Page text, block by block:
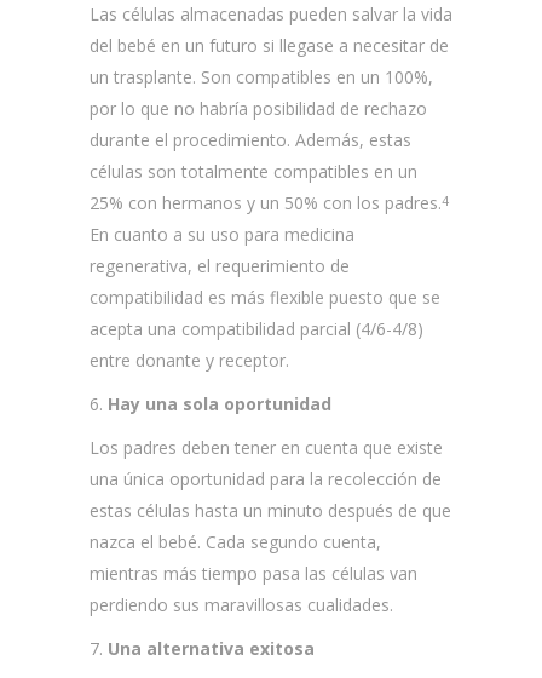
Las células almacenadas pueden salvar la vida
del bebé en un futuro si llegase a necesitar de
un trasplante. Son compatibles en un 100%,
por lo que no habría posibilidad de rechazo
durante el procedimiento. Además, estas
células son totalmente compatibles en un
25% con hermanos y un 50% con los padres.4
En cuanto a su uso para medicina
regenerativa, el requerimiento de
compatibilidad es más flexible puesto que se
acepta una compatibilidad parcial (4/6-4/8)
entre donante y receptor.
6. Hay una sola oportunidad
Los padres deben tener en cuenta que existe
una única oportunidad para la recolección de
estas células hasta un minuto después de que
nazca el bebé. Cada segundo cuenta,
mientras más tiempo pasa las células van
perdiendo sus maravillosas cualidades.
7. Una alternativa exitosa